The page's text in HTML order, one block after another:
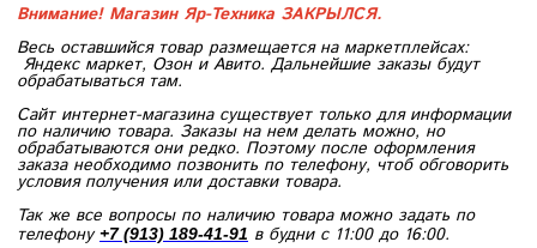
Внимание! Магазин Яр-Техника ЗАКРЫЛСЯ.
Весь оставшийся товар размещается на маркетплейсах:
Яндекс маркет, Озон и Авито. Дальнейшие заказы будут
обрабатываться там.
Сайт интернет-магазина существует только для информации
по наличию товара. Заказы на нем делать можно, но
обрабатываются они редко. Поэтому после оформления
заказа необходимо позвонить по телефону, чтоб обговорить
условия получения или доставки товара.
Так же все вопросы по наличию товара можно задать по
телефону+7 (913) 189-41-91 в будни с 11:00 до 16:00.